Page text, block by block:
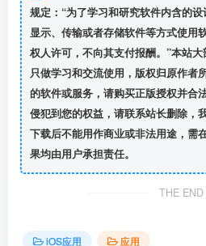
规定：“为了学习和研究软件内含的设
显示、传输或者存储软件等方式使用
权人许可，不向其支付报酬。”本站
只做学习和交流使用，版权归原作者
的软件或服务，请购买正版授权并合
侵犯到您的权益，请联系站长删除，
下载后不能用作商业或非法用途，需
果均由用户承担责任。
THE END
iOS应用
应用